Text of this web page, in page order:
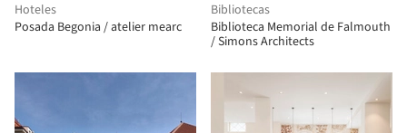
Hoteles
Posada Begonia / atelier mearc
Bibliotecas
Biblioteca Memorial de Falmouth
/ Simons Architects